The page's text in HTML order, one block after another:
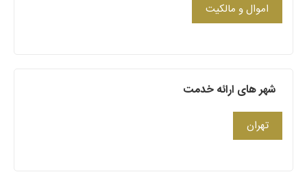
اموال و مالکیت
شهر های ارائه خدمت
تهران